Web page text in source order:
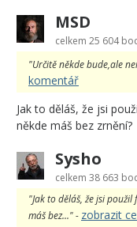
MSD
celkem 25 604
"Určitě někde bude,ale
komentář
Jak to děláš, že jsi
někde máš bez zrnění?
Sysho
celkem 38 663
"Jak to děláš, že jsi
máš bez..." - zobrazit